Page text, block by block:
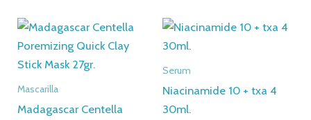
Mascarilla
Madagascar Centella
Serum
Niacinamide 10 + txa 4
30ml.